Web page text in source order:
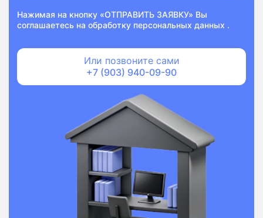
Нажимая на кнопку «ОТПРАВИТЬ ЗАЯВКУ» Вы
соглашаетесь на обработку персональных данных .
Или позвоните сами
+7 (903) 940-09-90